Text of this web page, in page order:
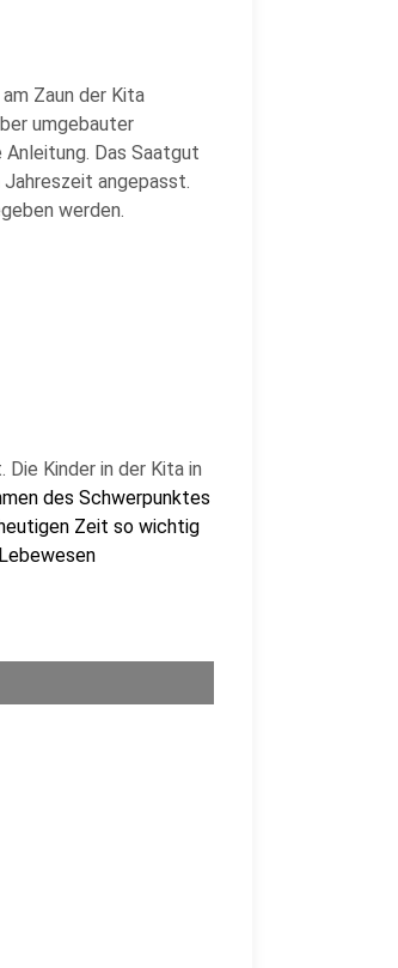
Zaun der Kita
umgebauter
Anleitung. Das Saatgut
angepasst.
werden.
Kinder in der Kita in
des Schwerpunktes
Zeit so wichtig